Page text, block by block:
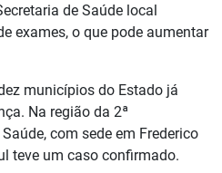
de Saúde local
exames, o que pode aumentar
municípios do Estado já
Na região da 2ª
com sede em Frederico
teve um caso confirmado.